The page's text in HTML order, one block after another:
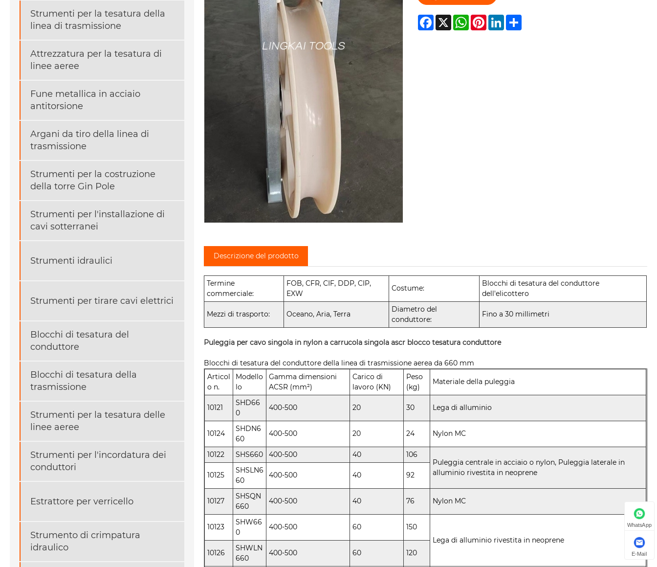
Strumenti per la tesatura della
linea di trasmissione
Attrezzatura per la tesatura di
linee aeree
Fune metallica in acciaio
antitorsione
Argani da tiro della linea di
trasmissione
Strumenti per la costruzione
della torre Gin Pole
Strumenti per l'installazione di
cavi sotterranei
Strumenti idraulici
Strumenti per tirare cavi elettrici
Blocchi di tesatura del
conduttore
Blocchi di tesatura della
trasmissione
Strumenti per la tesatura delle
linee aeree
Strumenti per l'incordatura dei
conduttori
Estrattore per verricello
Strumento di crimpatura
idraulico
Facebook
X WhatsApp
PinterestLinkedInShare
Descrizione del prodotto
Termine
commerciale:
FOB, CFR, CIF, DDP, CIP,
EXW
Costume:
Blocchi di tesatura del conduttore
dell'elicottero
Mezzi di trasporto: Oceano, Aria, Terra
Diametro del
conduttore:
Fino a 30 millimetri
Puleggia per cavo singola in nylon a carrucola singola ascr blocco tesatura conduttore
Blocchi di tesatura del conduttore della linea di trasmissione aerea da 660 mm
Articol
o n.
Modello
lo
Gamma dimensioni
ACSR (mm²)
Carico di
lavoro (KN)
Peso
(kg)
Materiale della puleggia
10121
SHD66
0
400-500 20 30 Lega di alluminio
10124
SHDN6
60
400-500 20 24 Nylon MC
10122 SHS660 400-500 40
106
Puleggia centrale in acciaio o nylon, Puleggia laterale in
alluminio rivestita in neoprene
10125
SHSLN6
60
400-500 40 92
10127
SHSQN
660
400-500 40 76 Nylon MC
10123
SHW66
0
400-500 60
150
Lega di alluminio rivestita in neoprene
10126
SHWLN
660
400-500 60 120
WhatsApp
E-Mail